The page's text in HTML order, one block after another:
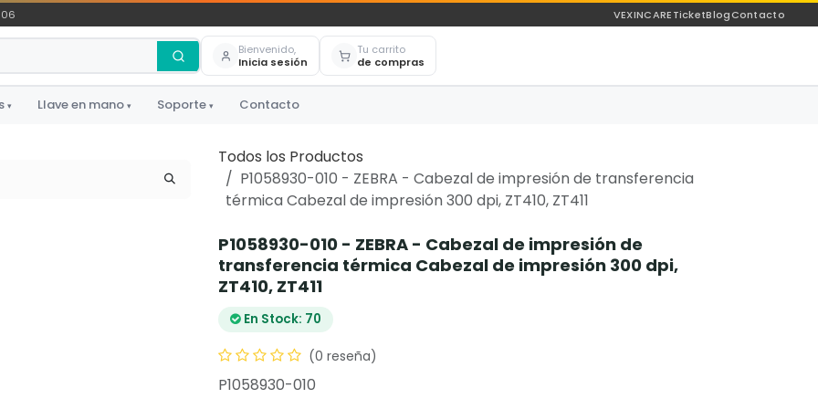
VEXINCARETicketBlogContacto
Bienvenido,
Inicia sesión
Tu carrito
de compras
▾ Llave en mano ▾ Soporte ▾ Contacto
Todos los Productos
P1058930-010 - ZEBRA - Cabezal de impresión de transferencia
térmica Cabezal de impresión 300 dpi, ZT410, ZT411
P1058930-010 - ZEBRA - Cabezal de impresión de
transferencia térmica Cabezal de impresión 300 dpi,
ZT410, ZT411
En Stock: 70
(0 reseña)
P1058930-010